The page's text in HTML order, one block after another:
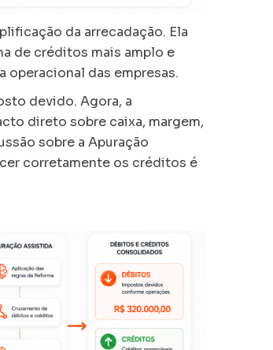
da arrecadação. Ela
de créditos mais amplo e
operacional das empresas.
devido. Agora, a
direto sobre caixa, margem,
sobre a Apuração
corretamente os créditos é